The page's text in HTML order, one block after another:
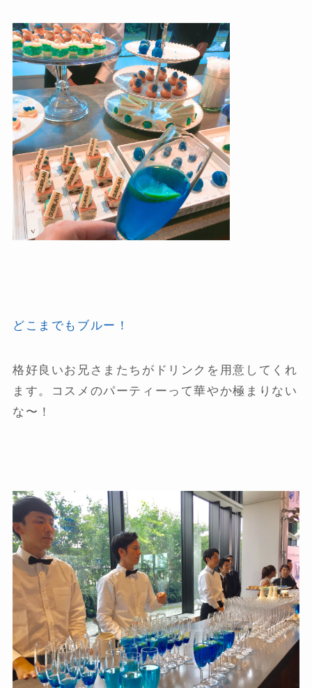
どこまでもブルー！
格好良いお兄さまたちがドリンクを用意してくれ
ます。コスメのパーティーって華やか極まりない
な〜！